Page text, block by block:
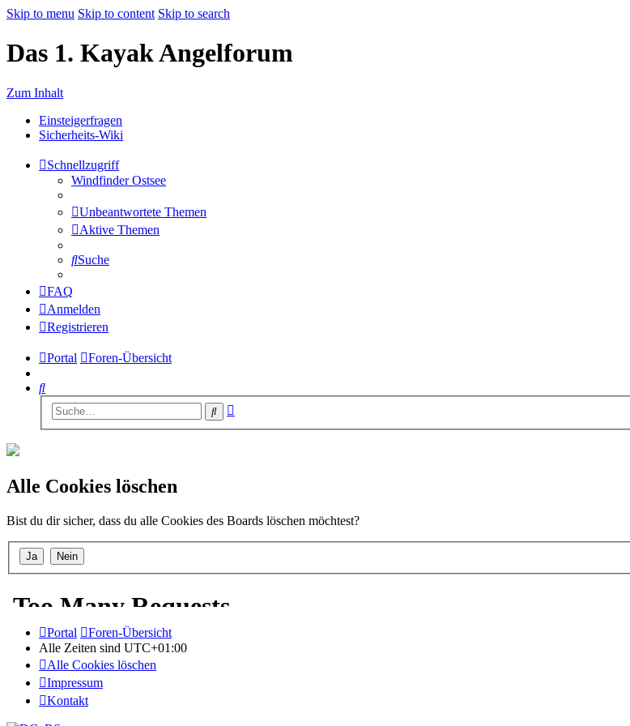
Skip to menu Skip to content Skip to search
Das 1. Kayak Angelforum
Zum Inhalt
Einsteigerfragen
Sicherheits-Wiki
Schnellzugriff
Windfinder Ostsee
Unbeantwortete Themen
Aktive Themen
Suche
FAQ
Anmelden
Registrieren
Portal Foren-Übersicht
Suche
Suche
Alle Cookies löschen
Bist du dir sicher, dass du alle Cookies des Boards löschen möchtest?
Portal
Foren-Übersicht
Alle Zeiten sind UTC+01:00
Alle Cookies löschen
Impressum
Kontakt